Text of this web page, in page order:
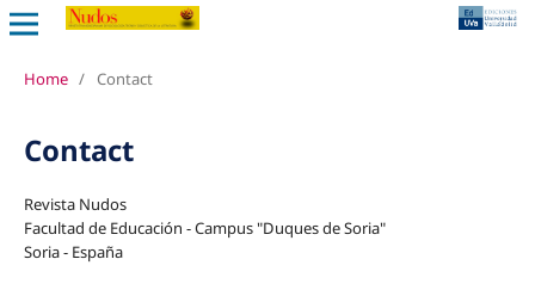
Home / Contact
Contact
Revista Nudos
Facultad de Educación - Campus "Duques de Soria"
Soria - España